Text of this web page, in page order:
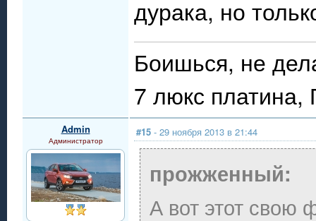
дурака, но
Боишься, не
7 люкс
Admin
Администратор
#15 - 29 ноября 2013 в 21:44
прожженный:
А вот этот свою